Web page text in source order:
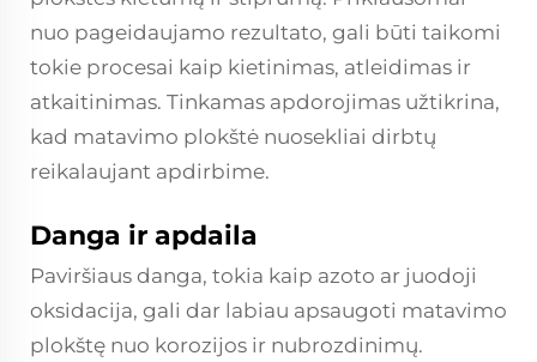
nuo pageidaujamo rezultato, gali būti taikomi
tokie procesai kaip kietinimas, atleidimas ir
atkaitinimas. Tinkamas apdorojimas užtikrina,
kad matavimo plokštė nuosekliai dirbtų
reikalaujant apdirbime.
Danga ir apdaila
Paviršiaus danga, tokia kaip azoto ar juodoji
oksidacija, gali dar labiau apsaugoti matavimo
plokštę nuo korozijos ir nubrozdinimų.